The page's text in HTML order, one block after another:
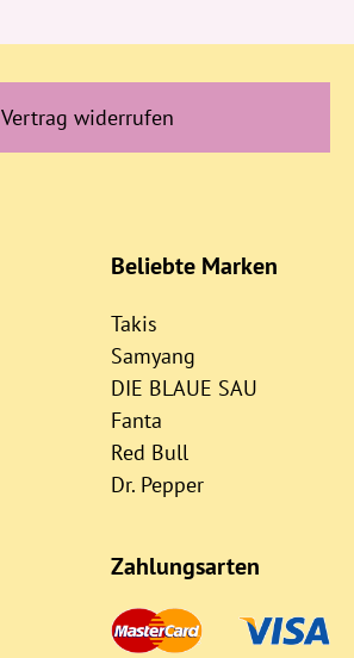
Vertrag widerrufen
Beliebte Marken
Takis
Samyang
DIE BLAUE SAU
Fanta
Red Bull
Dr. Pepper
Zahlungsarten